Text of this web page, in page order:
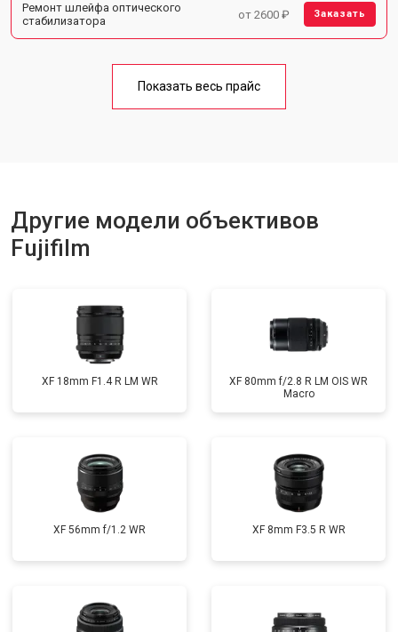
Ремонт шлейфа оптического
стабилизатора
от 2600 ₽ Заказать
Показать весь прайс
Другие модели объективов
Fujifilm
XF 18mm F1.4 R LM WR
XF 80mm f/2.8 R LM OIS WR
Macro
XF 56mm f/1.2 WR XF 8mm F3.5 R WR